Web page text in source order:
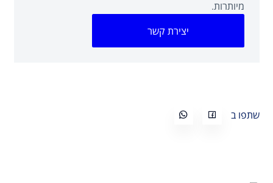
מיותרות.
יצירת קשר
שתפו ב